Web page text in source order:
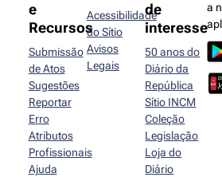
e
Recursos
Submissão
de Atos
Sugestões
Reportar
Erro
Atributos
Profissionais
Ajuda
Acessibilidade
do Sítio
Avisos
Legais
de
interesse
50 anos do
Diário da
República
Sítio INCM
Coleção
Legislação
Loja do
Diário
a